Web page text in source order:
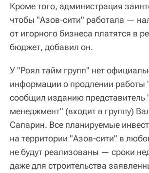
Кроме того, администрация
чтобы "Азов-сити" работала —
от игорного бизнеса платятся в
бюджет, добавил он.
У "Роял тайм групп" нет
информации о продлении работы
сообщил изданию представитель
менеджмент" (входит в группу)
Сапарин. Все планируемые
на территории "Азов-сити" в
не будут реализованы — сроки
даже для строительства